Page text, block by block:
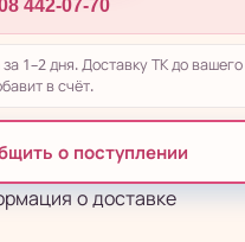
442-07-70
1–2 дня. Доставку ТК до
в счёт.
о поступлении
о доставке